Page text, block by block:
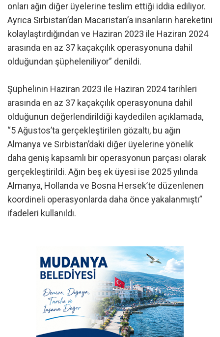
onları ağın diğer üyelerine teslim ettiği iddia ediliyor.
Ayrıca Sırbistan’dan Macaristan’a insanların hareketini
kolaylaştırdığından ve Haziran 2023 ile Haziran 2024
arasında en az 37 kaçakçılık operasyonuna dahil
olduğundan şüpheleniliyor” denildi.
Şüphelinin Haziran 2023 ile Haziran 2024 tarihleri
arasında en az 37 kaçakçılık operasyonuna dahil
olduğunun değerlendirildiği kaydedilen açıklamada,
“5 Ağustos’ta gerçekleştirilen gözaltı, bu ağın
Almanya ve Sırbistan’daki diğer üyelerine yönelik
daha geniş kapsamlı bir operasyonun parçası olarak
gerçekleştirildi. Ağın beş ek üyesi ise 2025 yılında
Almanya, Hollanda ve Bosna Hersek’te düzenlenen
koordineli operasyonlarda daha önce yakalanmıştı”
ifadeleri kullanıldı.